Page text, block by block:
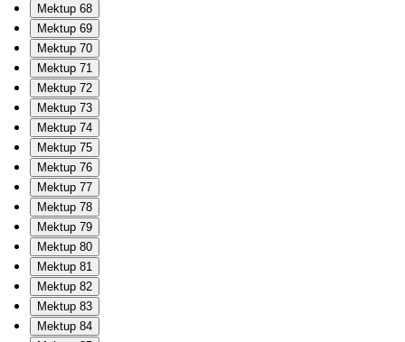
Mektup 68
Mektup 69
Mektup 70
Mektup 71
Mektup 72
Mektup 73
Mektup 74
Mektup 75
Mektup 76
Mektup 77
Mektup 78
Mektup 79
Mektup 80
Mektup 81
Mektup 82
Mektup 83
Mektup 84